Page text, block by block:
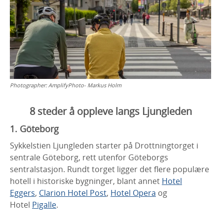
Photographer: AmplifyPhoto- Markus Holm
8 steder å oppleve langs Ljungleden
1. Göteborg
Sykkelstien Ljungleden starter på Drottningtorget i
sentrale Göteborg, rett utenfor Göteborgs
sentralstasjon. Rundt torget ligger det flere populære
hotell i historiske bygninger, blant annet Hotel
Eggers, Clarion Hotel Post, Hotel Opera og
Hotel Pigalle.